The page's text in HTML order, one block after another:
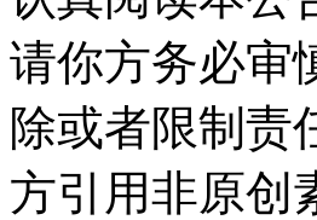
请你方务必审
除或者限制责
方引用非原创